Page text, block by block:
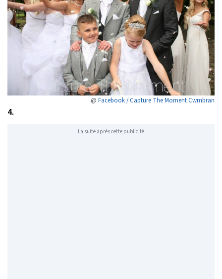
@ Facebook / Capture The Moment Cwmbran
4.
La suite après cette publicité